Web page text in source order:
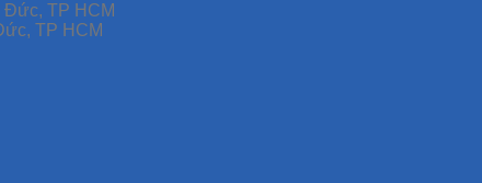
Đức, TP HCM
TP HCM